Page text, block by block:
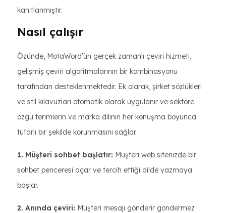
kanıtlanmıştır.
Nasıl çalışır
Özünde, MotaWord'ün gerçek zamanlı çeviri hizmeti,
gelişmiş çeviri algoritmalarının bir kombinasyonu
tarafından desteklenmektedir. Ek olarak, şirket sözlükleri
ve stil kılavuzları otomatik olarak uygulanır ve sektöre
özgü terimlerin ve marka dilinin her konuşma boyunca
tutarlı bir şekilde korunmasını sağlar.
1. Müşteri sohbet başlatır: Müşteri web sitenizde bir
sohbet penceresi açar ve tercih ettiği dilde yazmaya
başlar.
2. Anında çeviri: Müşteri mesajı gönderir göndermez